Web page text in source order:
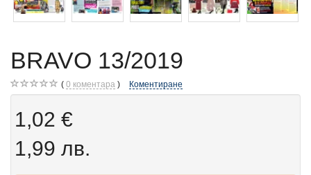
BRAVO 13/2019
0 коментара Коментиране
1,02 €
1,99 лв.